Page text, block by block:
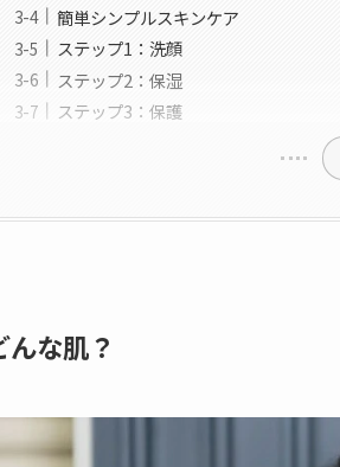
簡単シンプルスキンケア
ステップ1：洗顔
ステップ2：保湿
ステップ3：保護
な肌？